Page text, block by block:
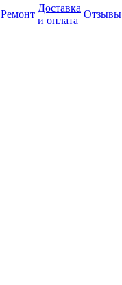
Ремонт
Доставка
и оплата
Отзывы